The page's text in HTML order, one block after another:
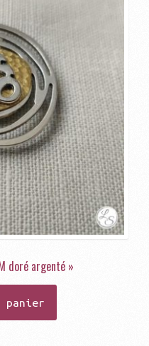
doré argenté »
panier